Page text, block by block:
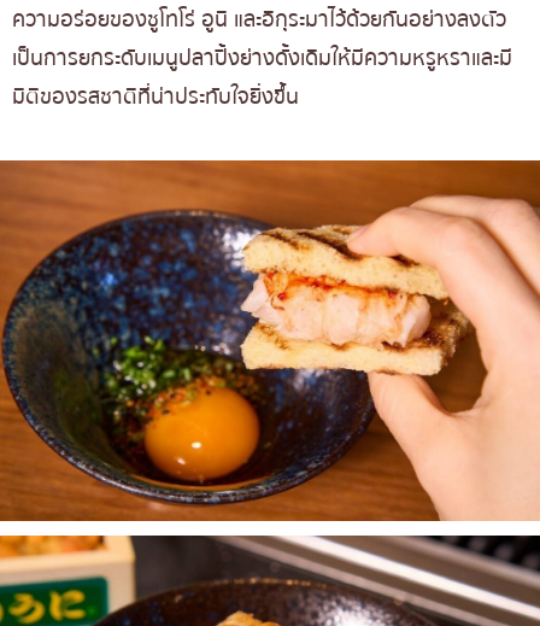
ความอร่อยของชูโทโร่ อูนิ และอิกุระมาไว้ด้วยกันอย่างลงตัว
เป็นการยกระดับเมนูปลาปิ้งย่างดั้งเดิมให้มีความหรูหราและมี
มิติของรสชาติที่น่าประทับใจยิ่งขึ้น